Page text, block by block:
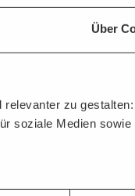
Über
relevanter zu
soziale Medien